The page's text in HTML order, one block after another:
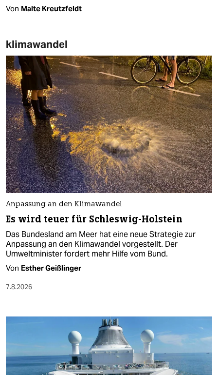
Von Malte Kreutzfeldt
klimawandel
Anpassung an den Klimawandel
Es wird teuer für Schleswig-Holstein
Das Bundesland am Meer hat eine neue Strategie zur
Anpassung an den Klimawandel vorgestellt. Der
Umweltminister fordert mehr Hilfe vom Bund.
Von Esther Geißlinger
7.8.2026